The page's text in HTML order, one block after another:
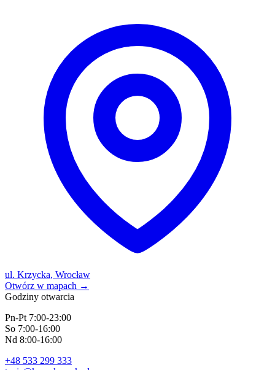
ul. Krzycka, Wrocław
Otwórz w mapach →
Godziny otwarcia
Pn-Pt 7:00-23:00
So 7:00-16:00
Nd 8:00-16:00
+48 533 299 333